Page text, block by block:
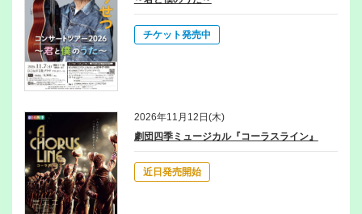
チケット発売中
2026年11月12日(木)
劇団四季ミュージカル『コーラスライン』
近日発売開始